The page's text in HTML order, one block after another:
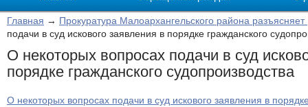
Главная → Прокуратура Малоархангельского района разъясняет
подачи в суд искового заявления в порядке гражданского
О некоторых вопросах подачи в суд
порядке гражданского судопроизводства
О некоторых вопросах подачи в суд искового заявления в